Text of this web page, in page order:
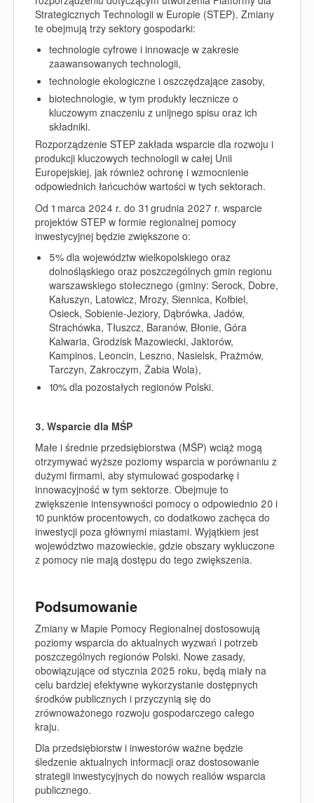
Strategicznych Technologii w Europie (STEP). Zmiany
te obejmują trzy sektory gospodarki:
technologie cyfrowe i innowacje w zakresie
zaawansowanych technologii,
technologie ekologiczne i oszczędzające zasoby,
biotechnologie, w tym produkty lecznicze o
kluczowym znaczeniu z unijnego spisu oraz ich
składniki.
Rozporządzenie STEP zakłada wsparcie dla rozwoju i
produkcji kluczowych technologii w całej Unii
Europejskiej, jak również ochronę i wzmocnienie
odpowiednich łańcuchów wartości w tych sektorach.
Od 1 marca 2024 r. do 31 grudnia 2027 r. wsparcie
projektów STEP w formie regionalnej pomocy
inwestycyjnej będzie zwiększone o:
5% dla województw wielkopolskiego oraz
dolnośląskiego oraz poszczególnych gmin regionu
warszawskiego stołecznego (gminy: Serock, Dobre,
Kałuszyn, Latowicz, Mrozy, Siennica, Kołbiel,
Osieck, Sobienie-Jeziory, Dąbrówka, Jadów,
Strachówka, Tłuszcz, Baranów, Błonie, Góra
Kalwaria, Grodzisk Mazowiecki, Jaktorów,
Kampinos, Leoncin, Leszno, Nasielsk, Prażmów,
Tarczyn, Zakroczym, Żabia Wola),
10% dla pozostałych regionów Polski.
3. Wsparcie dla MŚP
Małe i średnie przedsiębiorstwa (MŚP) wciąż mogą
otrzymywać wyższe poziomy wsparcia w porównaniu z
dużymi firmami, aby stymulować gospodarkę i
innowacyjność w tym sektorze. Obejmuje to
zwiększenie intensywności pomocy o odpowiednio 20 i
10 punktów procentowych, co dodatkowo zachęca do
inwestycji poza głównymi miastami. Wyjątkiem jest
województwo mazowieckie, gdzie obszary wykluczone
z pomocy nie mają dostępu do tego zwiększenia.
Podsumowanie
Zmiany w Mapie Pomocy Regionalnej dostosowują
poziomy wsparcia do aktualnych wyzwań i potrzeb
poszczególnych regionów Polski. Nowe zasady,
obowiązujące od stycznia 2025 roku, będą miały na
celu bardziej efektywne wykorzystanie dostępnych
środków publicznych i przyczynią się do
zrównoważonego rozwoju gospodarczego całego
kraju.
Dla przedsiębiorstw i inwestorów ważne będzie
śledzenie aktualnych informacji oraz dostosowanie
strategii inwestycyjnych do nowych realiów wsparcia
publicznego.